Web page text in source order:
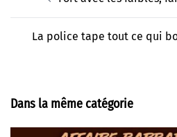
d’article
La police tape tout ce qui
Dans la même catégorie